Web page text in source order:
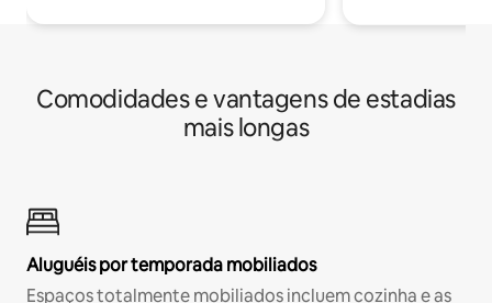
Comodidades e vantagens de estadias
mais longas
Aluguéis por temporada mobiliados
Espaços totalmente mobiliados incluem cozinha e as